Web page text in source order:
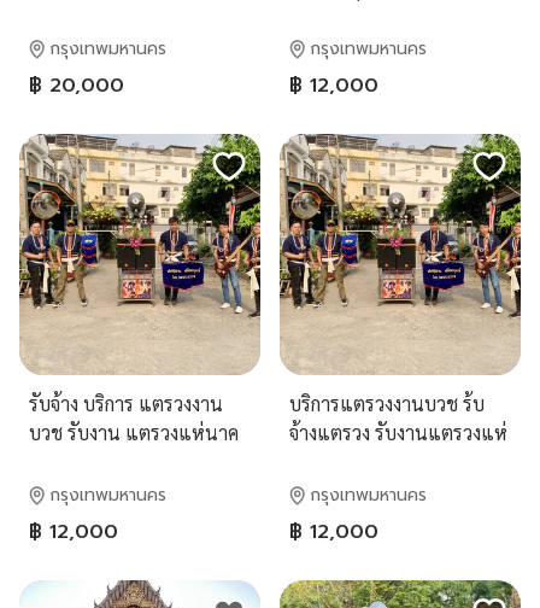
แต่งงาน
กรุงเทพมหานคร
฿ 20,000
กรุงเทพมหานคร
฿ 12,000
รับจ้าง บริการ แตรวงงาน
บวช รับงาน แตรวงแห่นาค
บวช แตรวงงานบวชกรุงเทพ
กรุงเทพมหานคร
฿ 12,000
บริการแตรวงงานบวช ร้บ
จ้างแตรวง รับงานแตรวงแห่
กรุงเทพมหานคร
฿ 12,000